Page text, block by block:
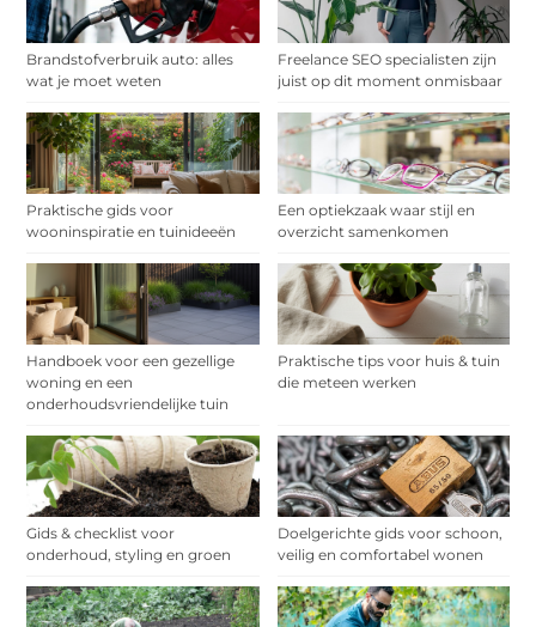
Brandstofverbruik auto: alles
wat je moet weten
Freelance SEO specialisten zijn
juist op dit moment onmisbaar
Praktische gids voor
wooninspiratie en tuinideeën
Een optiekzaak waar stijl en
overzicht samenkomen
Handboek voor een gezellige
woning en een
onderhoudsvriendelijke tuin
Praktische tips voor huis & tuin
die meteen werken
Gids & checklist voor
onderhoud, styling en groen
Doelgerichte gids voor schoon,
veilig en comfortabel wonen